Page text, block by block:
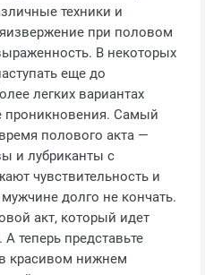
техники и
при половом
В некоторых
еще до
легких вариантах
проникновения. Самый
полового акта —
и лубриканты с
чувствительность и
долго не кончать.
акт, который идет
теперь представьте
красивом нижнем